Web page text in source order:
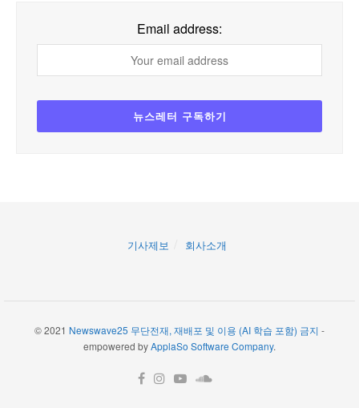
Email address:
기사제보 회사소개
© 2021 Newswave25 무단전재, 재배포 및 이용 (AI 학습 포함) 금지 -
empowered byApplaSo Software Company.